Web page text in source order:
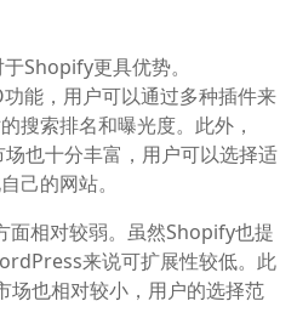
Shopify更具优势。
能，用户可以通过多种插件来
搜索排名和曝光度。此外，
也十分丰富，用户可以选择适
己的网站。
面相对较弱。虽然Shopify也提
来说可扩展性较低。此
也相对较小，用户的选择范